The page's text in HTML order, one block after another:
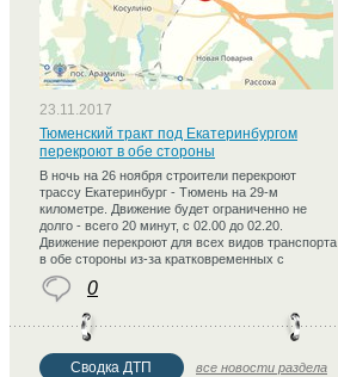
23.11.2017
Тюменский тракт под Екатеринбургом
перекроют в обе стороны
В ночь на 26 ноября строители перекроют
трассу Екатеринбург - Тюмень на 29-м
километре. Движение будет ограниченно не
долго - всего 20 минут, с 02.00 до 02.20.
Движение перекроют для всех видов транспорта
в обе стороны из-за кратковременных с
0
Сводка ДТП все новости раздела